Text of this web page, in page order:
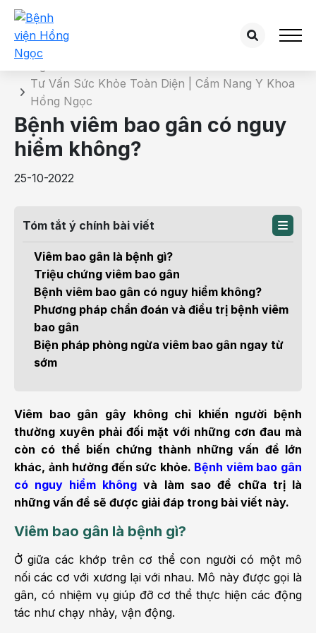
Chi tiết bài tư vấn
Tư Vấn Sức Khỏe Toàn Diện | Cẩm Nang Y Khoa
Hồng Ngọc
Bệnh viêm bao gân có nguy
hiểm không?
25-10-2022
Tóm tắt ý chính bài viết
Viêm bao gân là bệnh gì?
Triệu chứng viêm bao gân
Bệnh viêm bao gân có nguy hiểm không?
Phương pháp chẩn đoán và điều trị bệnh viêm
bao gân
Biện pháp phòng ngừa viêm bao gân ngay từ
sớm
Viêm bao gân gây không chỉ khiến người bệnh
thường xuyên phải đối mặt với những cơn đau mà
còn có thể biến chứng thành những vấn đề lớn
khác, ảnh hưởng đến sức khỏe. Bệnh viêm bao gân
có nguy hiểm không và làm sao để chữa trị là
những vấn đề sẽ được giải đáp trong bài viết này.
Viêm bao gân là bệnh gì?
Ở giữa các khớp trên cơ thể con người có một mô
nối các cơ với xương lại với nhau. Mô này được gọi là
gân, có nhiệm vụ giúp đỡ cơ thể thực hiện các động
tác như chạy nhảy, vận động.